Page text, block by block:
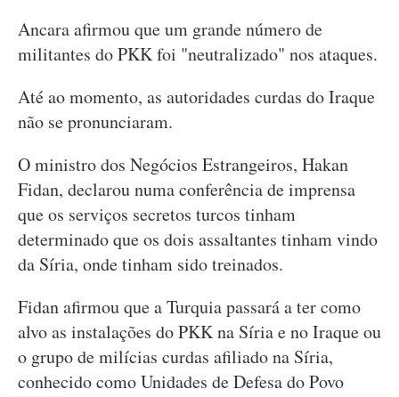
Ancara afirmou que um grande número de
militantes do PKK foi "neutralizado" nos ataques.
Até ao momento, as autoridades curdas do Iraque
não se pronunciaram.
O ministro dos Negócios Estrangeiros, Hakan
Fidan, declarou numa conferência de imprensa
que os serviços secretos turcos tinham
determinado que os dois assaltantes tinham vindo
da Síria, onde tinham sido treinados.
Fidan afirmou que a Turquia passará a ter como
alvo as instalações do PKK na Síria e no Iraque ou
o grupo de milícias curdas afiliado na Síria,
conhecido como Unidades de Defesa do Povo